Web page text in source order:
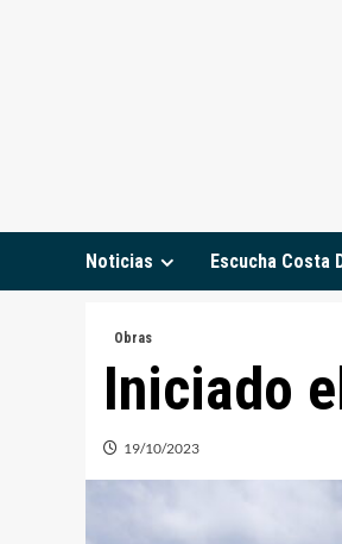
Noticias Escucha Costa
Obras
Iniciado
19/10/2023